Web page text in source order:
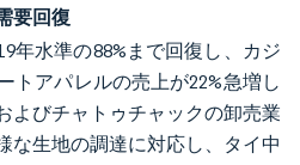
要回復
年水準の88%まで回復し、カジ
トアパレルの売上が22%急増し
よびチャトゥチャックの卸売業
な生地の調達に対応し、タイ中